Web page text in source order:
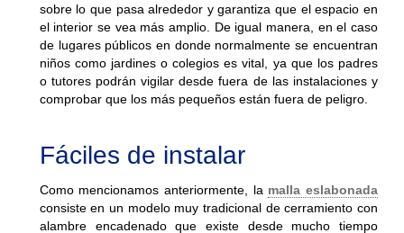
sobre lo que pasa alrededor y garantiza que el espacio en
el interior se vea más amplio. De igual manera, en el caso
de lugares públicos en donde normalmente se encuentran
niños como jardines o colegios es vital, ya que los padres
o tutores podrán vigilar desde fuera de las instalaciones y
comprobar que los más pequeños están fuera de peligro.
Fáciles de instalar
Como mencionamos anteriormente, la malla eslabonada
consiste en un modelo muy tradicional de cerramiento con
alambre encadenado que existe desde mucho tiempo